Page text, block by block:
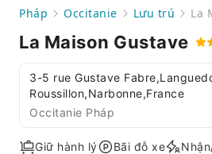
Pháp Occitanie Lưu trú La
La Maison Gustave
3-5 rue Gustave
Roussillon,Narbonne,France
Occitanie Pháp
Giữ hành lý Bãi đỗ xe